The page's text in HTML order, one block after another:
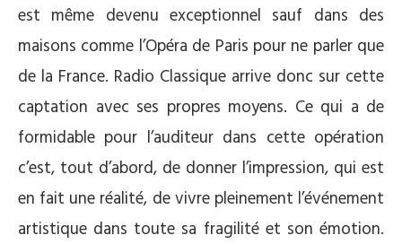
est même devenu exceptionnel sauf dans des
maisons comme l’Opéra de Paris pour ne parler que
de la France. Radio Classique arrive donc sur cette
captation avec ses propres moyens. Ce qui a de
formidable pour l’auditeur dans cette opération
c’est, tout d’abord, de donner l’impression, qui est
en fait une réalité, de vivre pleinement l’événement
artistique dans toute sa fragilité et son émotion.